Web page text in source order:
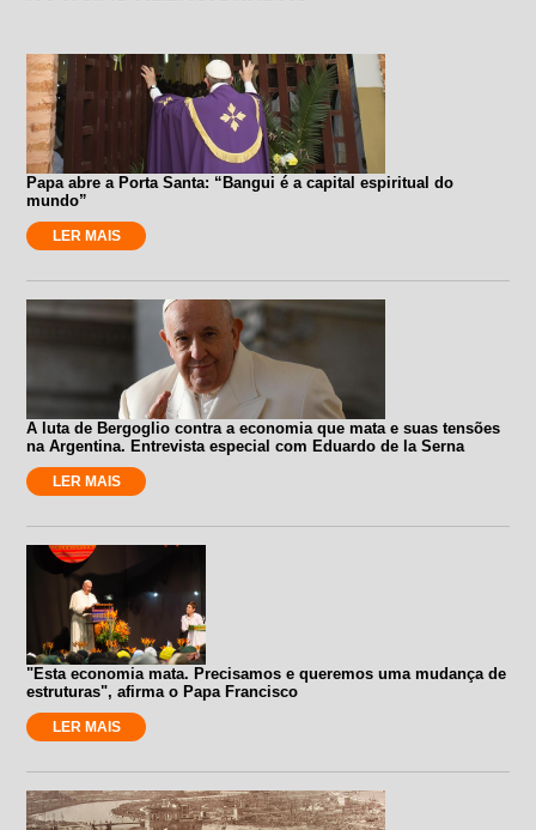
Papa abre a Porta Santa: “Bangui é a capital espiritual do
mundo”
LER MAIS
A luta de Bergoglio contra a economia que mata e suas tensões
na Argentina. Entrevista especial com Eduardo de la Serna
LER MAIS
"Esta economia mata. Precisamos e queremos uma mudança de
estruturas", afirma o Papa Francisco
LER MAIS